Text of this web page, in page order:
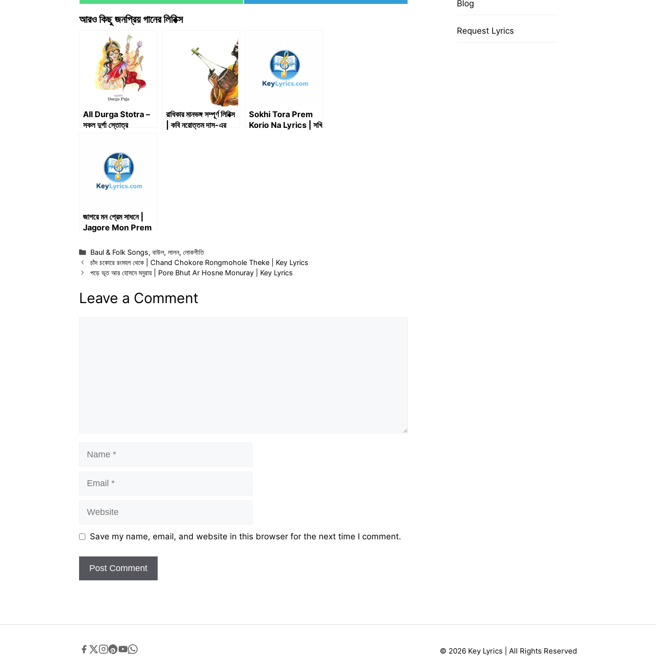
আরও কিছু জনপ্রিয় গানের লিরিক্স
All Durga Stotra –
সকল দুর্গা স্তোত্র
রাধিকার মানভঙ্গ সম্পূর্ণ লিরিক্স
| কবি নরোত্তম দাস-এর
Sokhi Tora Prem
Korio Na Lyrics | সখি
জাগরে মন প্রেম সাধনে |
Jagore Mon Prem
Categories
Baul & Folk Songs,বাউল,লালন,লোকগীতি
চাঁদ চকোরে রংমহল থেকে | Chand Chokore Rongmohole Theke | Key Lyrics
পড়ে ভূত আর হোসনে মনুরায় | Pore Bhut Ar Hosne Monuray | Key Lyrics
Leave a Comment
Name
Email
Website
Save my name, email, and website in this browser for the next time I comment.
Blog
Request Lyrics
© 2026 Key Lyrics | All Rights Reserved